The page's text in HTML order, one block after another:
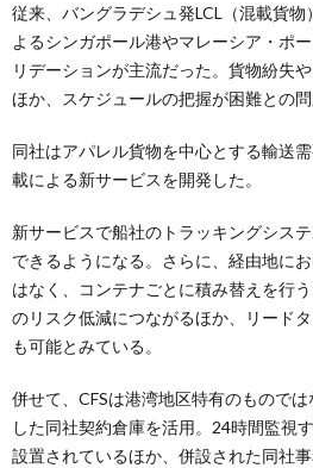
従来、バングラデシュ発LCL（混載貨
よるシンガポール港やマレーシア・ポ
リデーションが主流だった。貨物紛失
ほか、スケジュールの把握が困難との問
同社はアパレル貨物を中心とする輸送
載による新サービスを開発した。
新サービスで船社のトラッキングシス
できるようになる。さらに、経由地に
はなく、コンテナごとに積み替えを行
のリスク低減につながるほか、リード
も可能とみている。
併せて、CFSは港湾地区特有のもので
した同社契約倉庫を活用。24時間監視
設置されているほか、併設された同社